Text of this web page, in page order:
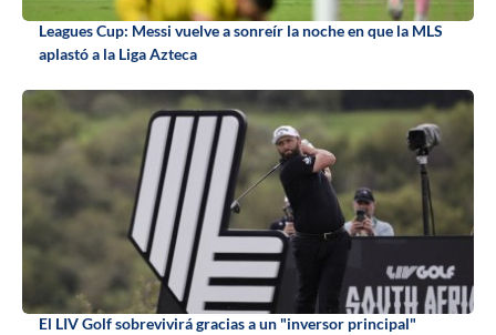
Leagues Cup: Messi vuelve a sonreír la noche en que la MLS
aplastó a la Liga Azteca
El LIV Golf sobrevivirá gracias a un "inversor principal"